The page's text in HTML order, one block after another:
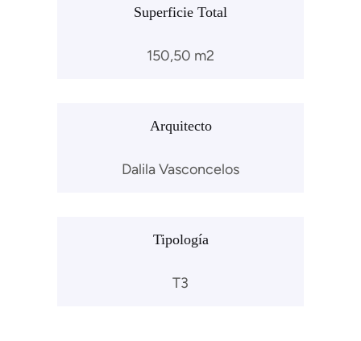
Superficie Total
150,50 m2
Arquitecto
Dalila Vasconcelos
Tipología
T3